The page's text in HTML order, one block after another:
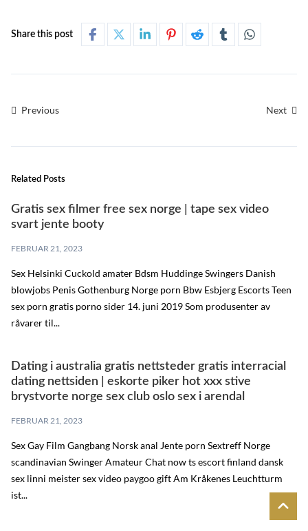
Share this post
Previous Next
Related Posts
Gratis sex filmer free sex norge | tape sex video
svart jente booty
FEBRUAR 21, 2023
Sex Helsinki Cuckold amater Bdsm Huddinge Swingers Danish
blowjobs Penis Gothenburg Norge porn Bbw Esbjerg Escorts Teen
sex porn gratis porno sider 14. juni 2019 Som produsenter av
råvarer til...
Dating i australia gratis nettsteder gratis interracial
dating nettsiden | eskorte piker hot xxx stive
brystvorte norge sex club oslo sex i arendal
FEBRUAR 21, 2023
Sex Gay Film Gangbang Norsk anal Jente porn Sextreff Norge
scandinavian Swinger Amateur Chat now ts escort finland dansk
sex linni meister sex video paygoo gift Am Kråkenes Leuchtturm
ist...